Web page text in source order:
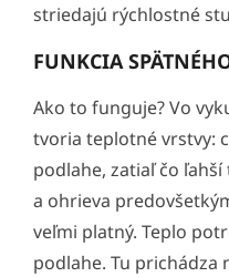
striedajú rýchlostné
FUNKCIA
Ako to funguje? Vo
tvoria teplotné vrstvy:
podlahe, zatiaľ čo
a ohrieva
veľmi platný. Teplo
podlahe. Tu prichádza